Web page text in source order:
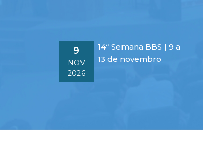
9
NOV
2026
14ª Semana BBS | 9 a
13 de novembro